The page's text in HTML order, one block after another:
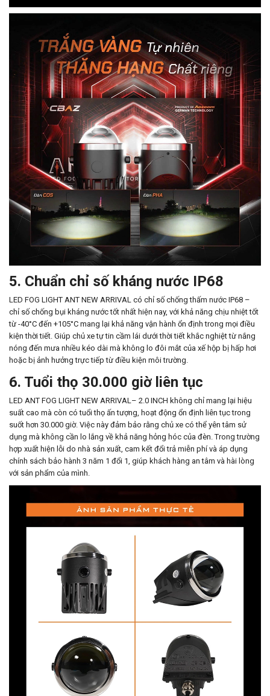
5. Chuẩn chỉ số kháng nước IP68
LED FOG LIGHT ANT NEW ARRIVAL có chỉ số chống thấm nước IP68 –
chỉ số chống bụi kháng nước tốt nhất hiện nay, với khả năng chịu nhiệt tốt
từ -40°C đến +105°C mang lại khả năng vận hành ổn định trong mọi điều
kiện thời tiết. Giúp chủ xe tự tin cầm lái dưới thời tiết khắc nghiệt từ nắng
nóng đến mưa nhiều kéo dài mà không lo đôi mắt của xế hộp bị hấp hơi
hoặc bị ảnh hưởng trực tiếp từ điều kiện môi trường.
6. Tuổi thọ 30.000 giờ liên tục
LED ANT FOG LIGHT NEW ARRIVAL– 2.0 INCH không chỉ mang lại hiệu
suất cao mà còn có tuổi thọ ấn tượng, hoạt động ổn định liên tục trong
suốt hơn 30.000 giờ. Việc này đảm bảo rằng chủ xe có thể yên tâm sử
dụng mà không cần lo lắng về khả năng hỏng hóc của đèn. Trong trường
hợp xuất hiện lỗi do nhà sản xuất, cam kết đổi trả miễn phí và áp dụng
chính sách bảo hành 3 năm 1 đổi 1, giúp khách hàng an tâm và hài lòng
với sản phẩm của mình.